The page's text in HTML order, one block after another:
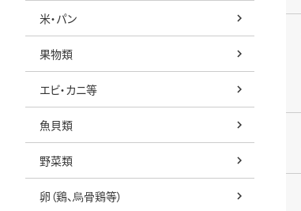
米・パン
果物類
エビ・カニ等
魚貝類
野菜類
卵（鶏、烏骨鶏等）